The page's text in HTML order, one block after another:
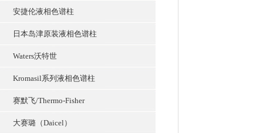
安捷伦液相色谱柱
日本岛津原装液相色谱柱
Waters沃特世
Kromasil系列液相色谱柱
赛默飞/Thermo-Fisher
大赛璐（Daicel）